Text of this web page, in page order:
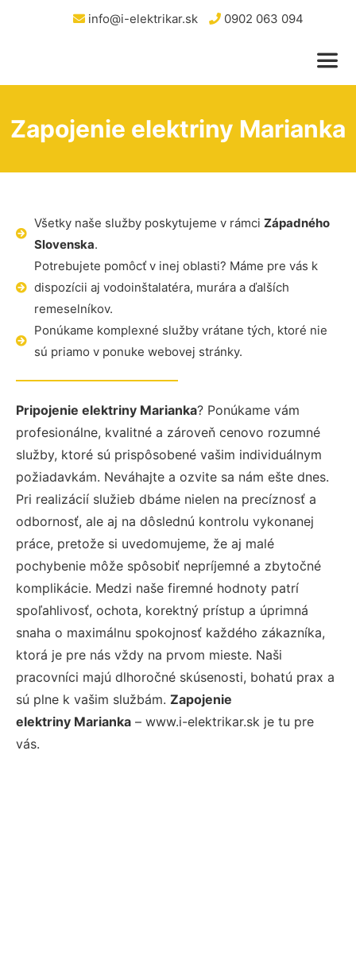
info@i-elektrikar.sk 0902 063 094
Zapojenie elektriny Marianka
Všetky naše služby poskytujeme v rámci Západného
Slovenska.
Potrebujete pomôcť v inej oblasti? Máme pre vás k
dispozícii aj vodoinštalatéra, murára a ďalších
remeselníkov.
Ponúkame komplexné služby vrátane tých, ktoré nie
sú priamo v ponuke webovej stránky.
Pripojenie elektriny Marianka? Ponúkame vám
profesionálne, kvalitné a zároveň cenovo rozumné
služby, ktoré sú prispôsobené vašim individuálnym
požiadavkám. Neváhajte a ozvite sa nám ešte dnes.
Pri realizácií služieb dbáme nielen na precíznosť a
odbornosť, ale aj na dôslednú kontrolu vykonanej
práce, pretože si uvedomujeme, že aj malé
pochybenie môže spôsobiť nepríjemné a zbytočné
komplikácie. Medzi naše firemné hodnoty patrí
spoľahlivosť, ochota, korektný prístup a úprimná
snaha o maximálnu spokojnosť každého zákazníka,
ktorá je pre nás vždy na prvom mieste. Naši
pracovníci majú dlhoročné skúsenosti, bohatú prax a
sú plne k vašim službám. Zapojenie
elektriny Marianka – www.i-elektrikar.sk je tu pre
vás.